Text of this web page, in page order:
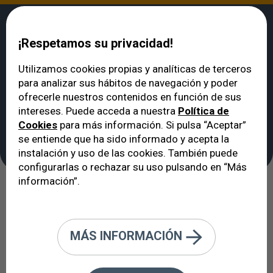
VERTE Tecnologías de diagnóstico y tratamiento
Cirugía glaucoma:
Mínimamente invasiva
Cirugía glaucoma:
Mínimamente invasiva
mínimamente invasivo. Una nueva
propuesta para cirugía de glaucoma
¡Respetamos su privacidad!
Utilizamos cookies propias y analíticas de terceros
para analizar sus hábitos de navegación y poder
ofrecerle nuestros contenidos en función de sus
intereses. Puede acceda a nuestra Política de
Cookies para más información. Si pulsa “Aceptar”
se entiende que ha sido informado y acepta la
instalación y uso de las cookies. También puede
configurarlas o rechazar su uso pulsando en “Más
información”.
MÁS INFORMACIÓN